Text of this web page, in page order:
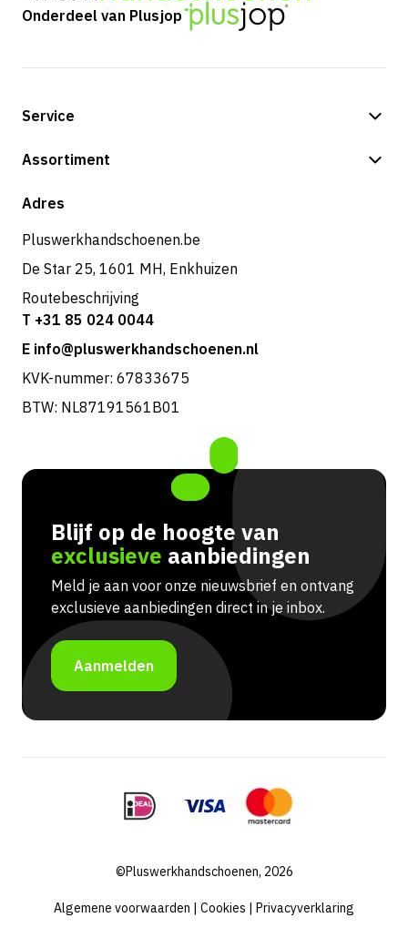
Onderdeel van Plusjop
Service
Betalingsmogelijkheden
Retouren & service
Assortiment
Shop
Adres
Pluswerkhandschoenen.be
De Star 25, 1601 MH, Enkhuizen
Routebeschrijving
T +31 85 024 0044
E info@pluswerkhandschoenen.nl
KVK-nummer: 67833675
BTW: NL87191561B01
Blijf op de hoogte van
exclusieve aanbiedingen
Meld je aan voor onze nieuwsbrief en ontvang
exclusieve aanbiedingen direct in je inbox.
Aanmelden
©Pluswerkhandschoenen, 2026
Algemene voorwaarden | Cookies | Privacyverklaring